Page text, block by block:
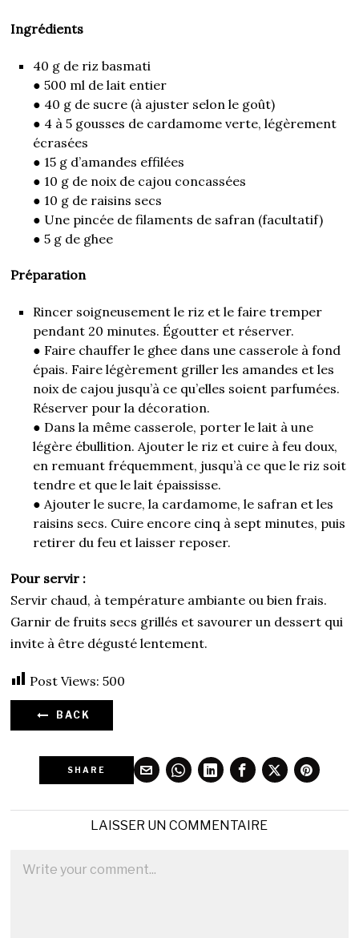
Ingrédients
40 g de riz basmati
● 500 ml de lait entier
● 40 g de sucre (à ajuster selon le goût)
● 4 à 5 gousses de cardamome verte, légèrement
écrasées
● 15 g d’amandes effilées
● 10 g de noix de cajou concassées
● 10 g de raisins secs
● Une pincée de filaments de safran (facultatif)
● 5 g de ghee
Préparation
Rincer soigneusement le riz et le faire tremper
pendant 20 minutes. Égoutter et réserver.
● Faire chauffer le ghee dans une casserole à fond
épais. Faire légèrement griller les amandes et les
noix de cajou jusqu’à ce qu’elles soient parfumées.
Réserver pour la décoration.
● Dans la même casserole, porter le lait à une
légère ébullition. Ajouter le riz et cuire à feu doux,
en remuant fréquemment, jusqu’à ce que le riz soit
tendre et que le lait épaississe.
● Ajouter le sucre, la cardamome, le safran et les
raisins secs. Cuire encore cinq à sept minutes, puis
retirer du feu et laisser reposer.
Pour servir :
Servir chaud, à température ambiante ou bien frais.
Garnir de fruits secs grillés et savourer un dessert qui
invite à être dégusté lentement.
Post Views: 500
BACK
SHARE
LAISSER UN COMMENTAIRE